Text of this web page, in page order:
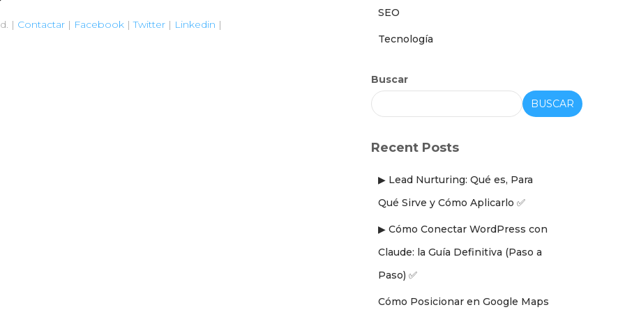
| Contactar| Facebook|Twitter| Linkedin |
SEO
Tecnología
Buscar
BUSCAR
Recent Posts
▶ Lead Nurturing: Qué es, Para
Qué Sirve y Cómo Aplicarlo ✅
▶ Cómo Conectar WordPress con
Claude: la Guía Definitiva (Paso a
Paso) ✅
Cómo Posicionar en Google Maps